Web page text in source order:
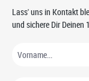
Lass' uns in Kontakt
und sichere Dir Deinen